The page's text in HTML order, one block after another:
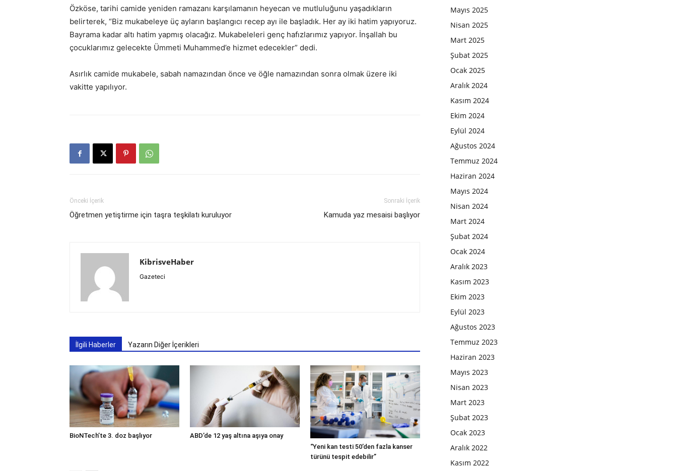
Özköse, tarihi camide yeniden ramazanı karşılamanın heyecan ve mutluluğunu yaşadıkların
belirterek, “Biz mukabeleye üç ayların başlangıcı recep ayı ile başladık. Her ay iki hatim yapıyoruz.
Bayrama kadar altı hatim yapmış olacağız. Mukabeleleri genç hafızlarımız yapıyor. İnşallah bu
çocuklarımız gelecekte Ümmeti Muhammed’e hizmet edecekler” dedi.
Asırlık camide mukabele, sabah namazından önce ve öğle namazından sonra olmak üzere iki
vakitte yapılıyor.
Önceki İçerik
Öğretmen yetiştirme için taşra teşkilatı kuruluyor
Sonraki İçerik
Kamuda yaz mesaisi başlıyor
KibrisveHaber
Gazeteci
İlgili Haberler Yazarın Diğer İçerikleri
BioNTech’te 3. doz başlıyor
ABD’de 12 yaş altına aşıya onay
“Yeni kan testi 50’den fazla kanser
türünü tespit edebilir”
Mayıs 2025
Nisan 2025
Mart 2025
Şubat 2025
Ocak 2025
Aralık 2024
Kasım 2024
Ekim 2024
Eylül 2024
Ağustos 2024
Temmuz 2024
Haziran 2024
Mayıs 2024
Nisan 2024
Mart 2024
Şubat 2024
Ocak 2024
Aralık 2023
Kasım 2023
Ekim 2023
Eylül 2023
Ağustos 2023
Temmuz 2023
Haziran 2023
Mayıs 2023
Nisan 2023
Mart 2023
Şubat 2023
Ocak 2023
Aralık 2022
Kasım 2022